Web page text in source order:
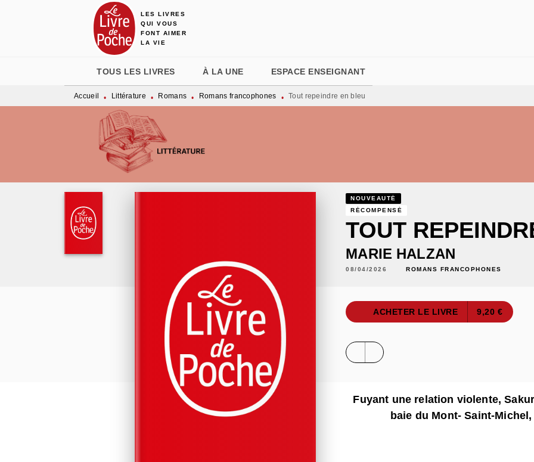
MENU RECHERCHE
LES LIVRES
QUI VOUS
FONT AIMER
LA VIE
TOUS LES LIVRES À LA UNE ESPACE ENSEIGNANT
Accueil • Littérature • Romans • Romans francophones • Tout repeindre en bleu
NOUVEAUTÉ
RÉCOMPENSÉ
TOUT
MARIE HALZAN
08/04/2026 ROMANS FRANCOPHONES
ACHETER LE LIVRE 9,20 €
Fuyant une relation violente,
baie du Mont- Saint-